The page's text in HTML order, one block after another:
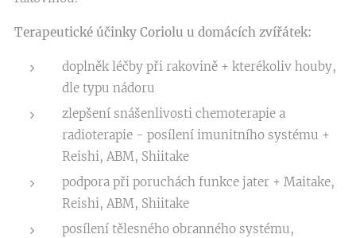
Terapeutické účinky Coriolu u domácích zvířátek:
doplněk léčby při rakovině + kterékoliv houby,
dle typu nádoru
zlepšení snášenlivosti chemoterapie a
radioterapie - posílení imunitního systému +
Reishi, ABM, Shiitake
podpora při poruchách funkce jater + Maitake,
Reishi, ABM, Shiitake
posílení tělesného obranného systému,